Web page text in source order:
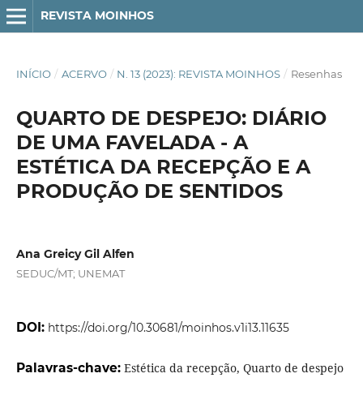
REVISTA MOINHOS
INÍCIO / ACERVO / N. 13 (2023): REVISTA MOINHOS / Resenhas
QUARTO DE DESPEJO: DIÁRIO
DE UMA FAVELADA - A
ESTÉTICA DA RECEPÇÃO E A
PRODUÇÃO DE SENTIDOS
Ana Greicy Gil Alfen
SEDUC/MT; UNEMAT
DOI: https://doi.org/10.30681/moinhos.v1i13.11635
Palavras-chave: Estética da recepção, Quarto de despejo